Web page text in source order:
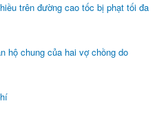
trên đường cao tốc bị phạt tối đa
hộ chung của hai vợ chồng do